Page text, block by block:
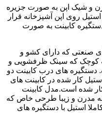
و شیک اپن به صورت جزیره
روی اپن آشپزخانه قرار
دستگیره کابینت به صورت
صنعتی که دارای کشو و
کوچک که سینک ظرفشویی و
دستگیره های درب کابینت دو
کار شده در کابینت های
شده است.مدل کابینت
مدرن و زیبا طرحی خاص که
استیل با دستگیره های